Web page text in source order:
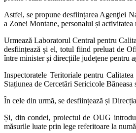
Astfel, se propune desființarea Agenţiei
a Zonei Montane, personalul și
Urmează Laboratorul Central pentru
desființează și el, totul fiind preluat de
între minister și direcțiile județene pentru
Inspectoratele Teritoriale pentru
Stațiunea de Cercetări Sericicole
În cele din urmă, se desființează și
Și, din condei, proiectul de OUG
măsurile luate prin lege referitoare la